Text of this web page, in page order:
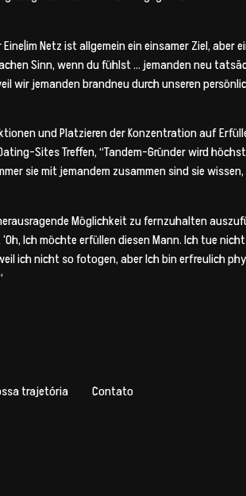
Netz ist allgemein ein einsamer Ziel,
Sinn, wenn du fühlst … jemanden neu
wir jemanden brandneu durch unseren
und Platzieren der Konzentration auf
Sites Treffen, “Tandem-Gründer wird
sie mit jemandem zusammen sind sie
Möglichkeit zu fernzuhalten
Ich möchte erfüllen diesen Mann. Ich tue
ich nicht so fotogen, aber Ich bin erfreulich
trajetória Contato